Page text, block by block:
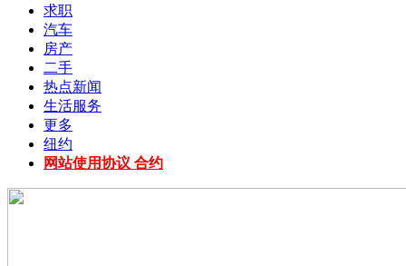
求职
汽车
房产
二手
热点新闻
生活服务
更多
纽约
网站使用协议 合约